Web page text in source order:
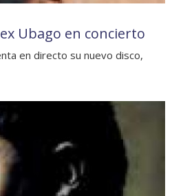
Ubago en concierto
en directo su nuevo disco,